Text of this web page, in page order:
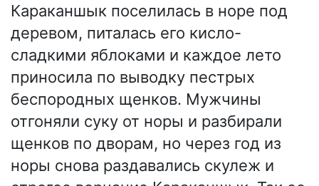
Караканшык поселилась в норе под
деревом, питалась его кисло-
сладкими яблоками и каждое лето
приносила по выводку пестрых
беспородных щенков. Мужчины
отгоняли суку от норы и разбирали
щенков по дворам, но через год из
норы снова раздавались скулеж и